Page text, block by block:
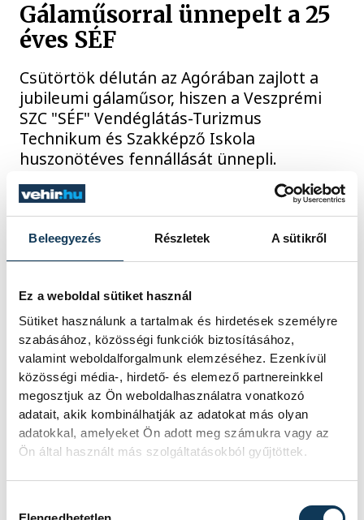
Beleegyezés Részletek A sütikről
Ez a weboldal sütiket használ
Sütiket használunk a tartalmak és hirdetések személyre
szabásához, közösségi funkciók biztosításához,
valamint weboldalforgalmunk elemzéséhez. Ezenkívül
közösségi média-, hirdető- és elemező partnereinkkel
megosztjuk az Ön weboldalhasználatra vonatkozó
adatait, akik kombinálhatják az adatokat más olyan
adatokkal, amelyeket Ön adott meg számukra vagy az
Ön által használt más szolgáltatásokból gyűjtöttek.
Gálaműsorral ünnepelt a 25
éves SÉF
Csütörtök délután az Agórában zajlott a
jubileumi gálaműsor, hiszen a Veszprémi
SZC "SÉF" Vendéglátás-Turizmus
Technikum és Szakképző Iskola
huszonötéves fennállását ünnepli.
2025. ÁPRILIS 11. 17:31
Újévi Gálakoncert a jubiláló
100 Tagú Cigányzenekarral
Egy sok szempontból különlegesnek
mondható eseménnyel veszi kezdetét az
újév a Veszprém Arénában, hiszen január
elsején, este hét órakor koncertet ad a
világhírű 100 Tagú Cigányzenekar, amely
és átvitt értelemben is – a TBG Production